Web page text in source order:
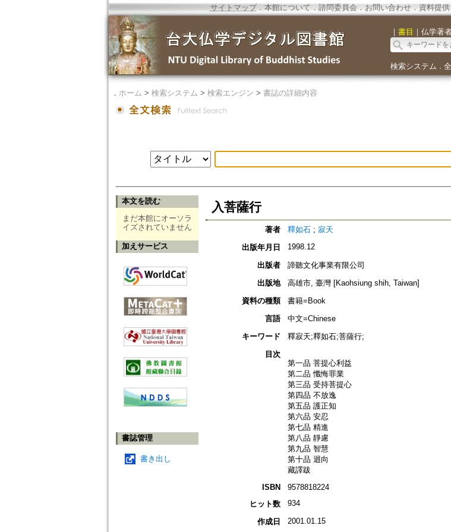
サイトマップ．本館について ． 諮問委員会． お問い合わせ． 資料提供
｜ 書目 ｜ 仏学著
検索システム ．
． ホーム > 検索システム > 検索エンジン > 書誌の詳細内容
本文を読む
まだ本館にオーソラ
イズされていません
加えサービス
書誌管理
書き出し
入菩薩行
著者 釋如石; 寂天
出版年月日
1998.12
出版者
諦聽文化事業有限公司
出版地
高雄市, 臺灣 [Kaohsiung shih, Taiwan]
資料の種類
書籍=Book
言語
中文=Chinese
キーワード
釋寂天;釋如石;菩薩行;
目次
第一品 菩提心利益
第二品 懺悔罪業
第三品 受持菩提心
第四品 不放逸
第五品 護正知
第六品 安忍
第七品 精進
第八品 靜慮
第九品 智慧
第十品 迴向
藏譯跋
ISBN
9578818224
ヒット数
934
作成日 2001.01.15